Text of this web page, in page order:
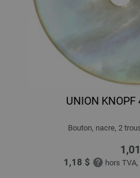
UNION
Bouton, nacre, 2
1,18 $ hors